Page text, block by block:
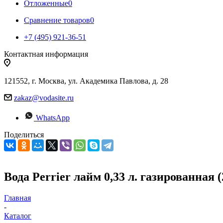
Отложенные0
Сравнение товаров0
+7 (495) 921-36-51
Контактная информация
121552, г. Москва, ул. Академика Павлова, д. 28
zakaz@vodasite.ru
WhatsApp
Поделиться
Вода Perrier лайм 0,33 л. газированная
Главная
-
Каталог